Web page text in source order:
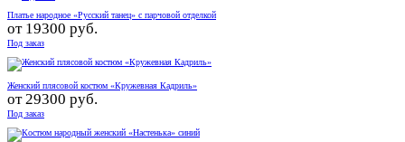
Платье народное «Русский танец» с парчовой отделкой
от 19300 руб.
Под заказ
Женский плясовой костюм «Кружевная Кадриль»
от29300 руб.
Под заказ